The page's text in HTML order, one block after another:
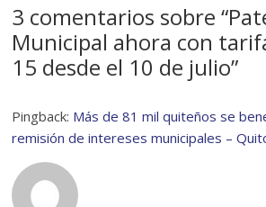
3 comentarios sobre “
Municipal ahora con
15 desde el 10 de julio”
Pingback: Más de 81 mil quiteños se
remisión de intereses municipales –